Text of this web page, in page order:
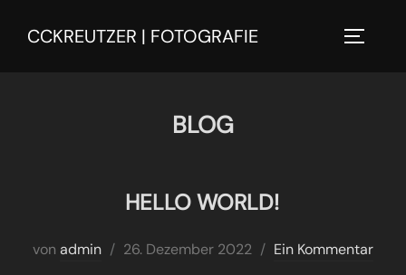
InhaltenCCKREUTZER | FOTOGRAFIE
BLOG
HELLO WORLD!
von admin
Veröffentlicht
26. Dezember 2022 Ein Kommentar